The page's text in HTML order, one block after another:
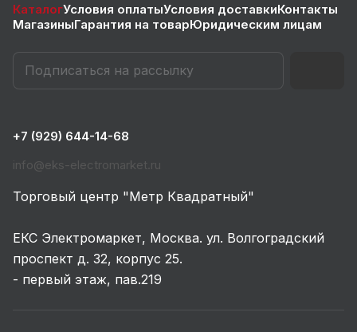
КаталогУсловия оплатыУсловия доставкиКонтакты
МагазиныГарантия на товарЮридическим лицам
+7 (929) 644-14-68
info@eks-electromarket.ru
Торговый центр "Метр Квадратный"
ЕКС Электромаркет, Москва. ул. Волгоградский
проспект д. 32, корпус 25.
- первый этаж, пав.219